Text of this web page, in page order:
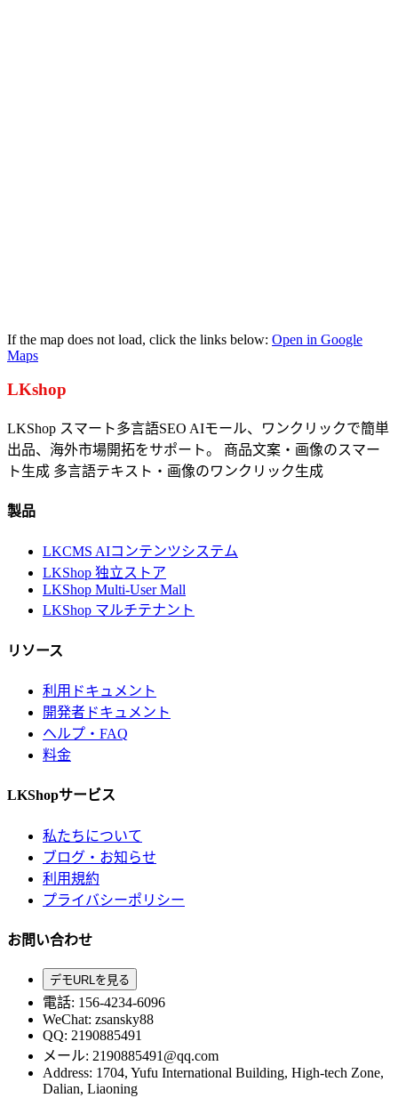
If the map does not load, click the links below: Open in Google
Maps
LKshop
LKShop スマート多言語SEO AIモール、ワンクリックで簡単
出品、海外市場開拓をサポート。
商品文案・画像のスマー
ト生成 多言語テキスト・画像のワンクリック生成
製品
LKCMS AIコンテンツシステム
LKShop 独立ストア
LKShop Multi-User Mall
LKShop マルチテナント
リソース
利用ドキュメント
開発者ドキュメント
ヘルプ・FAQ
料金
LKShopサービス
私たちについて
ブログ・お知らせ
利用規約
プライバシーポリシー
お問い合わせ
デモURLを見る
電話: 156-4234-6096
WeChat: zsansky88
QQ: 2190885491
メール: 2190885491@qq.com
Address: 1704, Yufu International Building, High-tech Zone,
Dalian, Liaoning